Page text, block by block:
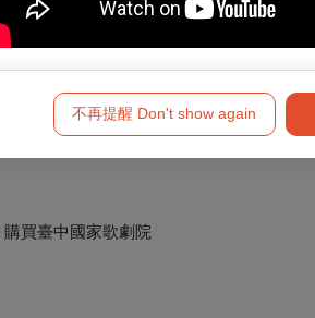
不再提醒 Don't show again
購買臺中國家歌劇院